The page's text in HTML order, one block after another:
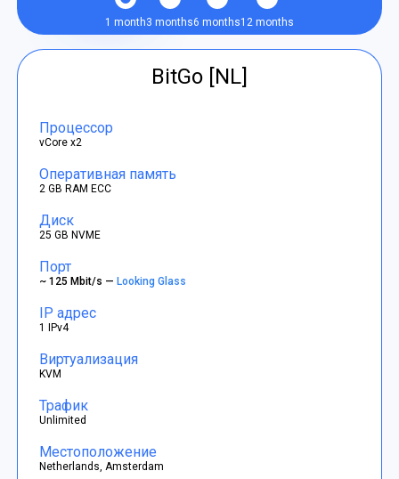
1 month3 months6 months12 months
BitGo [NL]
Процессор
vCore x2
Оперативная память
2 GB RAM ECC
Диск
25 GB NVME
Порт
~ 125 Mbit/s —Looking Glass
IP адрес
1 IPv4
Виртуализация
KVM
Трафик
Unlimited
Местоположение
Netherlands, Amsterdam